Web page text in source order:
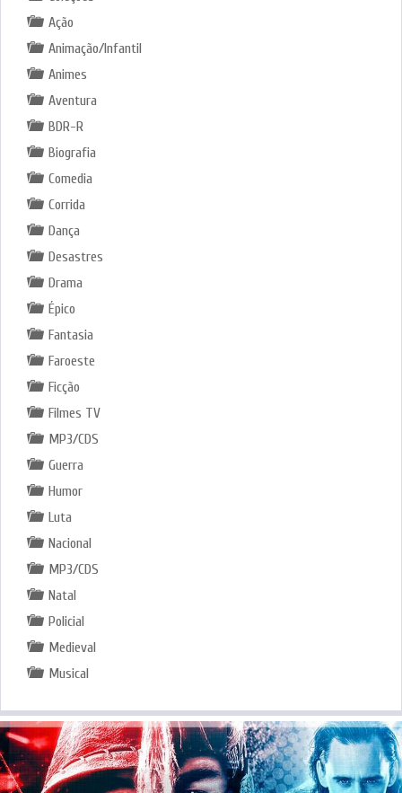
Ação
Animação/Infantil
Animes
Aventura
BDR-R
Biografia
Comedia
Corrida
Dança
Desastres
Drama
Épico
Fantasia
Faroeste
Ficção
Filmes TV
MP3/CDS
Guerra
Humor
Luta
Nacional
MP3/CDS
Natal
Policial
Medieval
Musical